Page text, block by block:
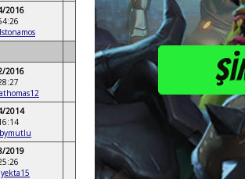
2016
2016
2014
bymutlu
2019
yekta15